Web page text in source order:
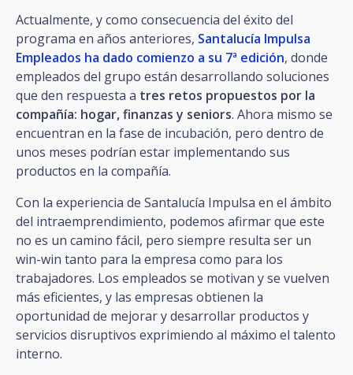
Actualmente, y como consecuencia del éxito del
programa en años anteriores, Santalucía Impulsa
Empleados ha dado comienzo a su 7ª edición, donde
empleados del grupo están desarrollando soluciones
que den respuesta a tres retos propuestos por la
compañía: hogar, finanzas y seniors. Ahora mismo se
encuentran en la fase de incubación, pero dentro de
unos meses podrían estar implementando sus
productos en la compañía.
Con la experiencia de Santalucía Impulsa en el ámbito
del intraemprendimiento, podemos afirmar que este
no es un camino fácil, pero siempre resulta ser un
win-win tanto para la empresa como para los
trabajadores. Los empleados se motivan y se vuelven
más eficientes, y las empresas obtienen la
oportunidad de mejorar y desarrollar productos y
servicios disruptivos exprimiendo al máximo el talento
interno.